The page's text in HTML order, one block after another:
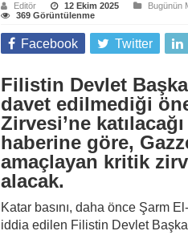
Editör 12 Ekim 2025 Bugünün
369 Görüntülenme
Facebook Twitter
Filistin Devlet
davet edilmediği
Zirvesi’ne
haberine göre,
amaçlayan kritik
alacak.
Katar basını, daha önce Şarm
iddia edilen Filistin Devlet